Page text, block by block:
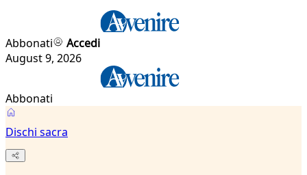
Abbonati
Accedi
August 9, 2026
Abbonati
Dischi sacra